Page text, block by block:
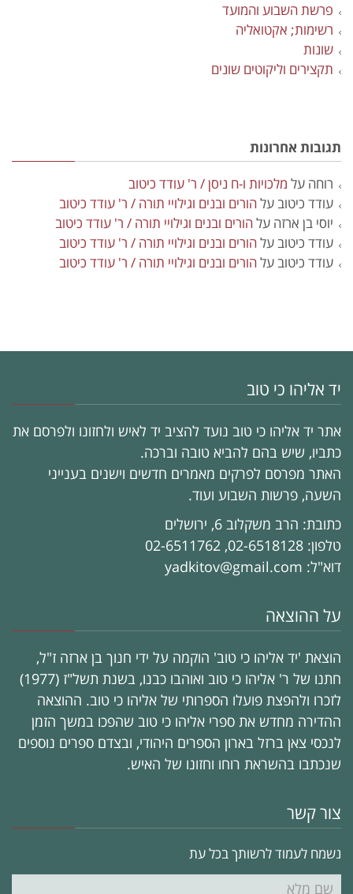
פרשת השבוע והמועד
רשימות; אקטואליה
שונות
תקצירים וליקוטים שונים
תגובות אחרונות
רוחה על מלכויות ו-ח ניסן / ר' עודד כיטוב
עודד כיטובעלהורים ובנים וגילויי תורה / ר' עודד כיטוב
יוסי בן ארזה עלהורים ובנים וגילויי תורה / ר' עודד כיטוב
עודד כיטובעלהורים ובנים וגילויי תורה / ר' עודד כיטוב
עודד כיטובעלהורים ובנים וגילויי תורה / ר' עודד כיטוב
יד אליהו כי טוב
אתר יד אליהו כי טוב נועד להציב יד לאיש ולחזונו ולפרסם את
כתביו, שיש בהם להביא טובה וברכה.
האתר מפרסם לפרקים מאמרים חדשים וישנים בענייני
השעה, פרשות השבוע ועוד.
כתובת: הרב משקלוב 6, ירושלים
טלפון: 02-6518128, 02-6511762
דוא"ל: yadkitov@gmail.com
על ההוצאה
הוצאת 'יד אליהו כי טוב' הוקמה על ידי חנוך בן ארזה ז"ל,
חתנו של ר' אליהו כי טוב ואוהבו כבנו, בשנת תשל"ז (1977)
לזכרו ולהפצת פועלו הספרותי של אליהו כי טוב. ההוצאה
ההדירה מחדש את ספרי אליהו כי טוב שהפכו במשך הזמן
לנכסי צאן ברזל בארון הספרים היהודי, ובצדם ספרים נוספים
שנכתבו בהשראת רוחו וחזונו של האיש.
צור קשר
נשמח לעמוד לרשותך בכל עת
שם